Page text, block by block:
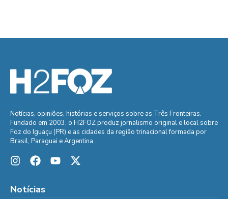
Notícias, opiniões, histórias e serviços sobre as Três Fronteiras.
Fundado em 2003, o H2FOZ produz jornalismo original e local sobre
Foz do Iguaçu (PR) e as cidades da região trinacional formada por
Brasil, Paraguai e Argentina.
Notícias